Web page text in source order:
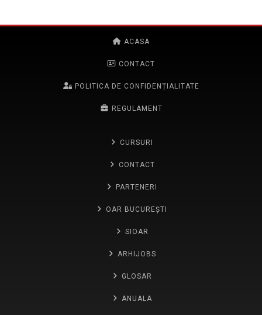
ACASA
CONTACT
POLITICA DE CONFIDENȚIALITATE
REGULAMENT
CURSURI
CONTACT
PARTENERI
OAR BUCUREȘTI
SIOAR
ARHIJOBS
GLOSAR
ANUALA